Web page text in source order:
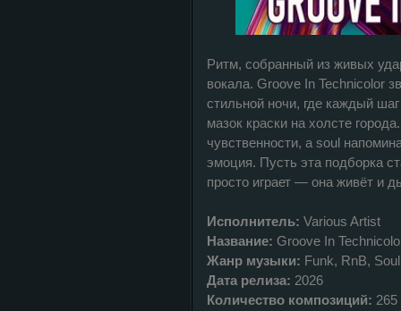
Ритм, собранный из живых
вокала. Groove In Technicolor
стильной ночи, где каждый
мазок краски на холсте
чувственности, а soul
эмоция. Пусть эта подборка
просто играет — она живёт и
Исполнитель: Various Artist
Название: Groove In
Жанр музыки: Funk, RnB, Soul
Дата релиза: 2026
Количество композиций: 265